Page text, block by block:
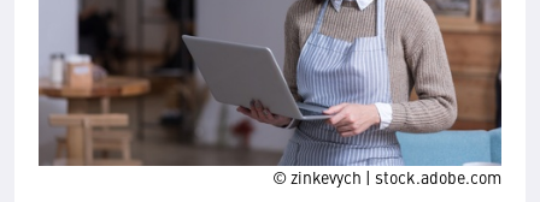
© zinkevych | stock.adobe.com